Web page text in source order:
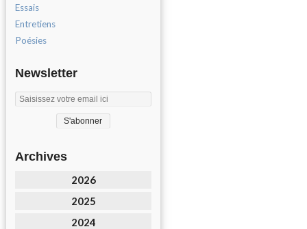
Essais
Entretiens
Poésies
Newsletter
Archives
2026
2025
2024